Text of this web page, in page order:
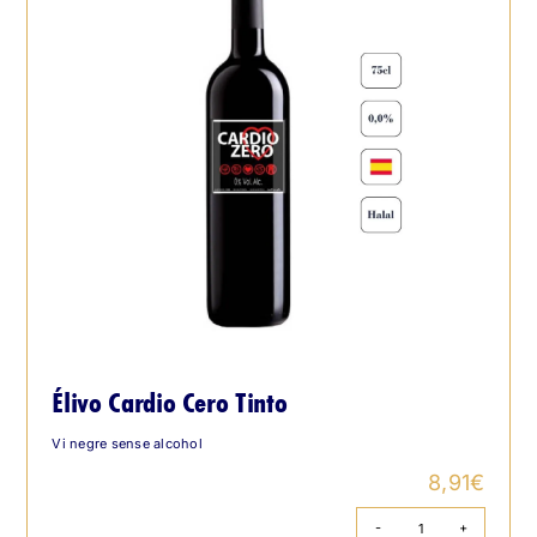
Élivo Cardio Cero Tinto
Vi negre sense alcohol
8,91€